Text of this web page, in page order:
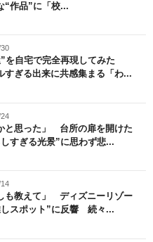
作品”に「校...
を自宅で完全再現してみた
ぎる出来に共感集まる「わ...
と思った」 台所の扉を開けた
ぎる光景”に思わず悲...
も教えて」 ディズニーリゾー
しスポット”に反響 続々...